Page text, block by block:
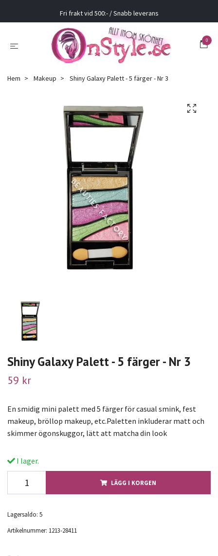
Fri frakt vid 500:- / Snabb leverans
0
Hem Makeup Shiny Galaxy Palett - 5 färger - Nr 3
Shiny Galaxy Palett - 5 färger - Nr 3
59 kr
En smidig mini palett med 5 färger för casual smink, fest
makeup, bröllop makeup, etc.Paletten inkluderar matt och
skimmer ögonskuggor, lätt att matcha din look
I lager.
LÄGG I KORGEN
Lagersaldo: 5
Artikelnummer: 1213-28411